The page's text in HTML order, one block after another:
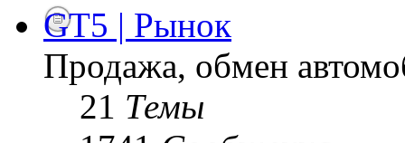
GT5 | Рынок
Продажа, обмен
21 Темы